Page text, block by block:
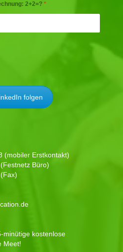
2+2=? *
folgen
(mobiler Erstkontakt)
Büro)
minütige kostenlose
Meet!